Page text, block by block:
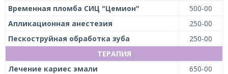
Временная пломба СИЦ "Цемион"
500-00
Апликационная анестезия
250-00
Пескоструйная обработка зуба
250-00
ТЕРАПИЯ
Лечение кариес эмали
650-00